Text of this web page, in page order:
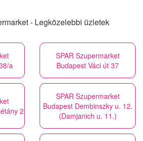
- Legközelebbi üzletek
a
SPAR Szupermarket
Budapest Váci út 37
2
SPAR Szupermarket
Budapest Dembinszky u. 12.
(Damjanich u. 11.)